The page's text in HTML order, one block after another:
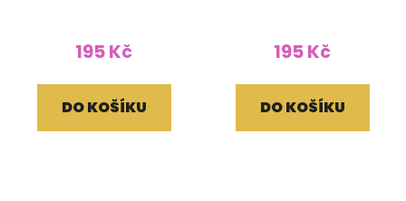
195 Kč
DO KOŠÍKU
195 Kč
DO KOŠÍKU